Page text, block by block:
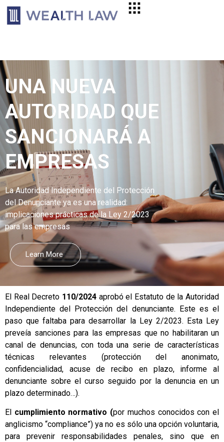
UNA NUEVA
AUTORIDAD QUE
SANCIONARÁ A
EMPRESAS
La Autoridad Independiente del Protección
del Denunciante ya es una realidad:
implicaciones prácticas de la Ley 2/2023
para las empresas
Learn More
El Real Decreto 110/2024 aprobó el Estatuto de la Autoridad
Independiente del Protección del denunciante. Este es el
paso que faltaba para desarrollar la Ley 2/2023. Esta Ley
preveía sanciones para las empresas que no habilitaran un
canal de denuncias, con toda una serie de características
técnicas relevantes (protección del anonimato,
confidencialidad, acuse de recibo en plazo, informe al
denunciante sobre el curso seguido por la denuncia en un
plazo determinado…).
El cumplimiento normativo (por muchos conocidos con el
anglicismo “compliance”) ya no es sólo una opción voluntaria,
para prevenir responsabilidades penales, sino que en